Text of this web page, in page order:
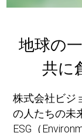
地球の
共に
株式会社ビジ
の人たちの未
ESG（